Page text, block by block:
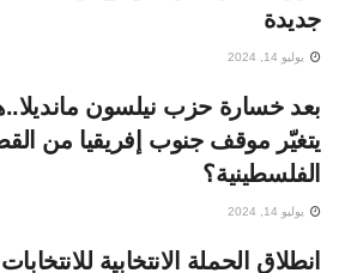
جديدة
يوليو 14, 2024
بعد خسارة حزب نيلسون
يتغيّر موقف جنوب إفريقيا من
الفلسطينية؟
يوليو 14, 2024
انطلاق الحملة الانتخابية للانتخابات